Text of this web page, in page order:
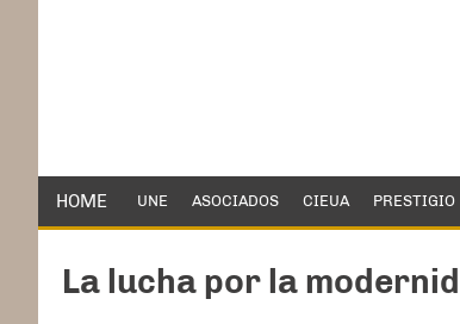
HOME UNE ASOCIADOS CIEUA PRESTIGIO
La lucha por la